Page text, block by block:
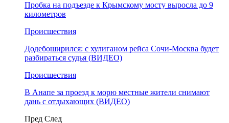
Пробка на подъезде к Крымскому мосту выросла до 9
километров
Происшествия
Додебоширился: с хулиганом рейса Сочи-Москва будет
разбираться судья (ВИДЕО)
Происшествия
В Анапе за проезд к морю местные жители снимают
дань с отдыхающих (ВИДЕО)
Пред След